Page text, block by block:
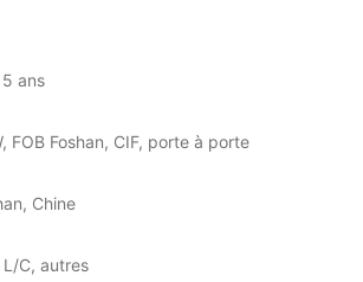
ans
FOB Foshan, CIF, porte à porte
Chine
L/C, autres